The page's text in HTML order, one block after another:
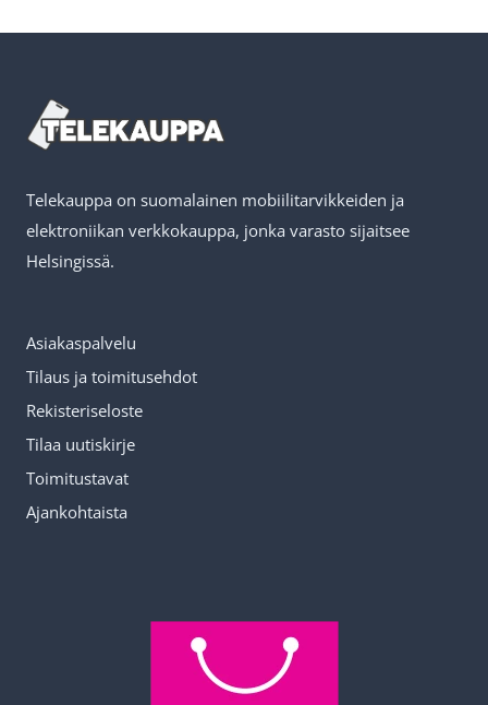
Telekauppa on suomalainen mobiilitarvikkeiden ja
elektroniikan verkkokauppa, jonka varasto sijaitsee
Helsingissä.
Asiakaspalvelu
Tilaus ja toimitusehdot
Rekisteriseloste
Tilaa uutiskirje
Toimitustavat
Ajankohtaista